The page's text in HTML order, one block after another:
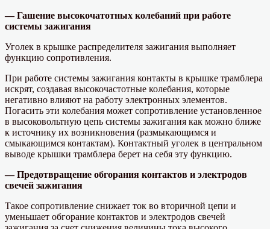
— Гашение высокочатотных колебаний при работе
системы зажигания
Уголек в крышке распределителя зажигания выполняет
функцию сопротивления.
При работе системы зажигания контакты в крышке трамблера
искрят, создавая высокочастотные колебания, которые
негативно влияют на работу электронных элементов.
Погасить эти колебания может сопротивление установленное
в высоковольтную цепь системы зажигания как можно ближе
к источнику их возникновения (размыкающимся и
смыкающимся контактам). Контактный уголек в центральном
выводе крышки трамблера берет на себя эту функцию.
— Предотвращение обгорания контактов и электродов
свечей зажигания
Такое сопротивление снижает ток во вторичной цепи и
уменьшает обгорание контактов и электродов свечей